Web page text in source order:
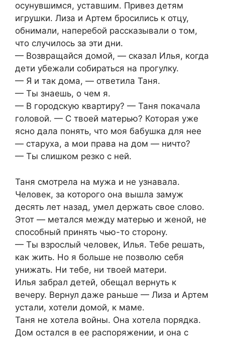
осунувшимся, уставшим. Привез детям
игрушки. Лиза и Артем бросились к отцу,
обнимали, наперебой рассказывали о том,
что случилось за эти дни.
— Возвращайся домой, — сказал Илья, когда
дети убежали собираться на прогулку.
— Я и так дома, — ответила Таня.
— Ты знаешь, о чем я.
— В городскую квартиру? — Таня покачала
головой. — С твоей матерью? Которая уже
ясно дала понять, что моя бабушка для нее
— старуха, а мои права на дом — ничто?
— Ты слишком резко с ней.
Таня смотрела на мужа и не узнавала.
Человек, за которого она вышла замуж
десять лет назад, умел держать свое слово.
Этот — метался между матерью и женой, не
способный принять чью-то сторону.
— Ты взрослый человек, Илья. Тебе решать,
как жить. Но я больше не позволю себя
унижать. Ни тебе, ни твоей матери.
Илья забрал детей, обещал вернуть к
вечеру. Вернул даже раньше — Лиза и Артем
устали, хотели домой, к маме.
Таня не хотела войны. Она хотела порядка.
Дом остался в ее распоряжении, и она с